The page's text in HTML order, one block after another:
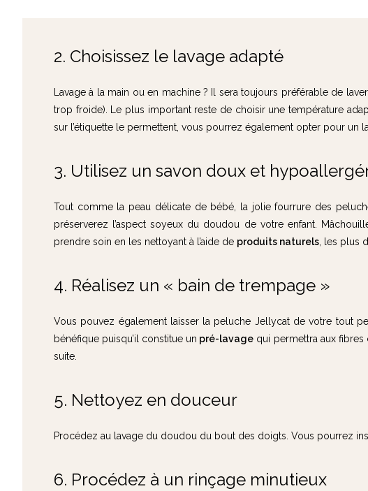
2. Choisissez le lavage adapté
Lavage à la main ou en machine ? Il sera toujours préférable de
trop froide). Le plus important reste de choisir une température
sur l’étiquette le permettent, vous pourrez également opter pour un
3. Utilisez un savon doux et
Tout comme la peau délicate de bébé, la jolie fourrure des
préserverez l’aspect soyeux du doudou de votre enfant.
prendre soin en les nettoyant à l’aide de produits naturels, les plus
4. Réalisez un « bain de trempage »
Vous pouvez également laisser la peluche Jellycat de votre tout
bénéfique puisqu’il constitue un pré-lavage qui permettra aux fibres
suite.
5. Nettoyez en douceur
Procédez au lavage du doudou du bout des doigts. Vous pourrez
6. Procédez à un rinçage minutieux